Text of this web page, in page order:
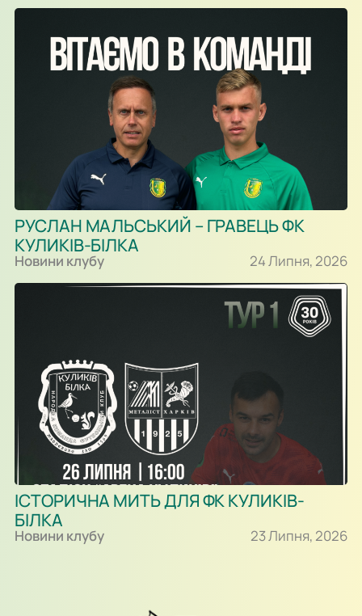
РУСЛАН МАЛЬСЬКИЙ – ГРАВЕЦЬ ФК
КУЛИКІВ-БІЛКА
Новини клубу 24 Липня, 2026
ІСТОРИЧНА МИТЬ ДЛЯ ФК КУЛИКІВ-
БІЛКА
Новини клубу 23 Липня, 2026